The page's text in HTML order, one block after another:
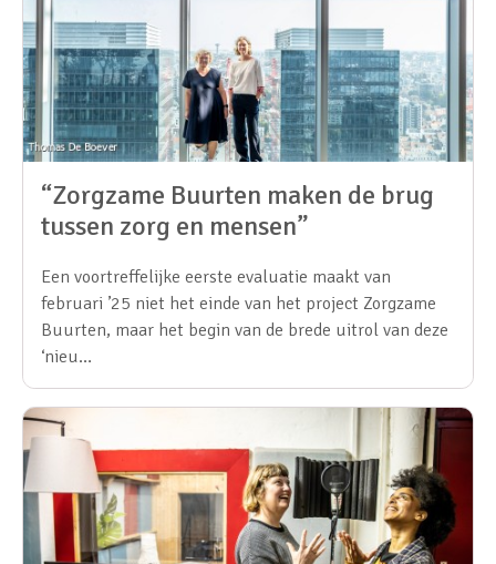
“Zorgzame Buurten maken de brug
tussen zorg en mensen”
Een voortreffelijke eerste evaluatie maakt van
februari ’25 niet het einde van het project Zorgzame
Buurten, maar het begin van de brede uitrol van deze
‘nieu…